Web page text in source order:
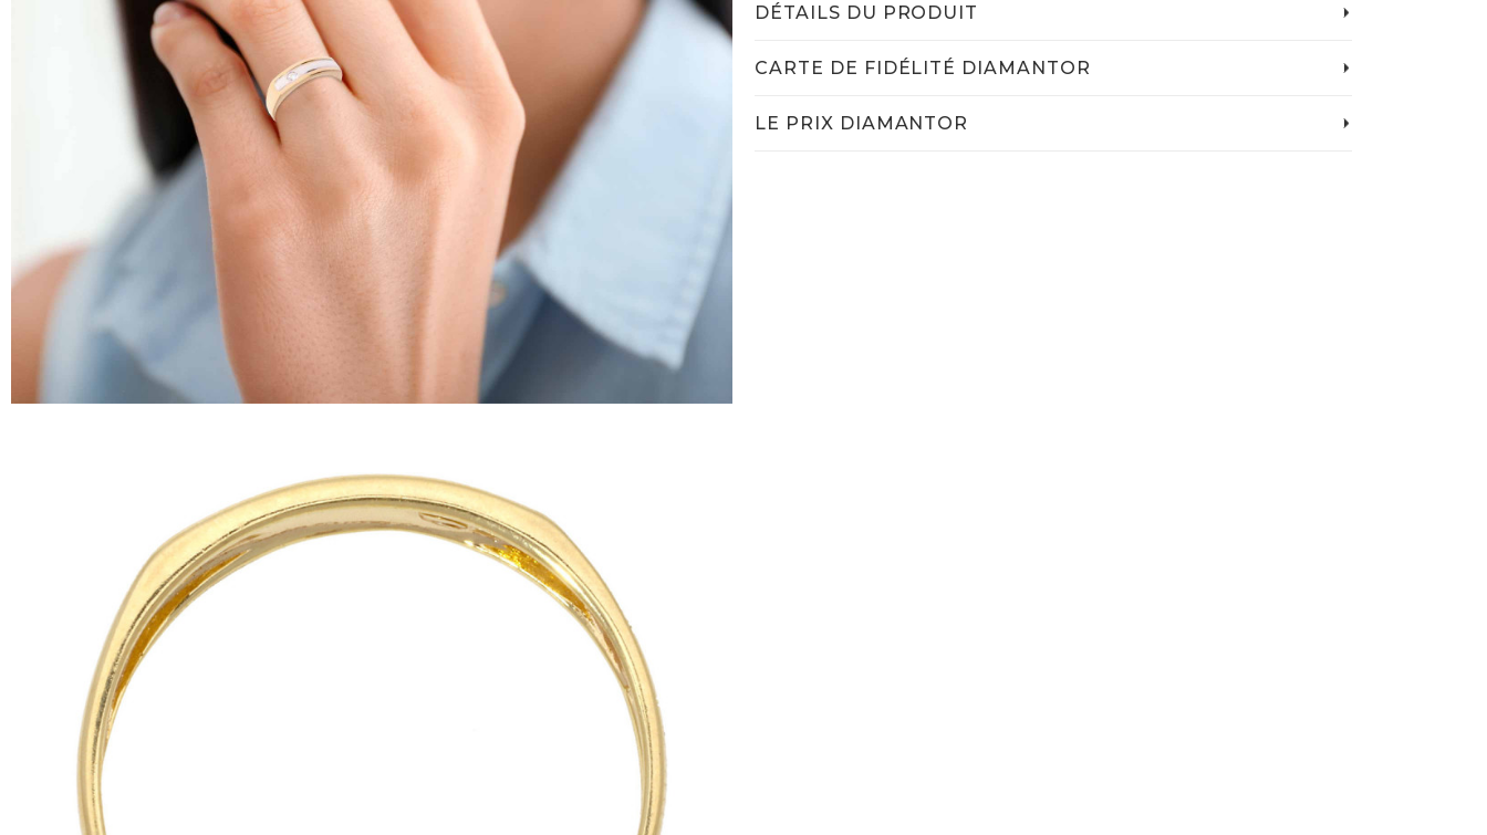
DÉTAILS DU PRODUIT
CARTE DE FIDÉLITÉ DIAMANTOR
LE PRIX DIAMANTOR